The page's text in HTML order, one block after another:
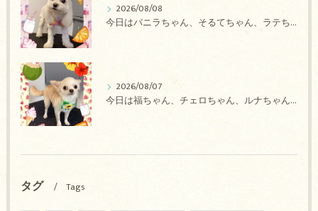
2026/08/08
今日はバニラちゃん、そるてちゃん、ラテちゃん、バニラちゃん、チョコちゃん、ベリーちゃん、メロンちゃん、もこちゃんのトリミングの紹介です【奈良のエース動物病院】
2026/08/07
今日は福ちゃん、チェロちゃん、ルナちゃん、Royちゃん、アネラちゃん、ポコちゃんのトリミングの紹介です【奈良のエース動物病院】
タグ Tags